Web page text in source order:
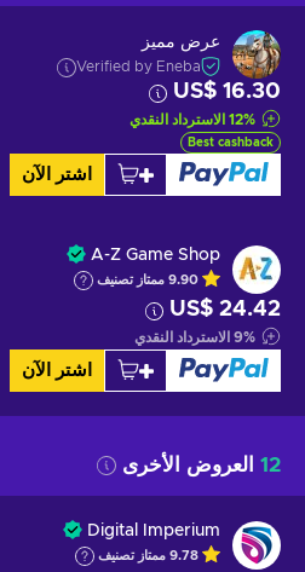
عرض مميز
Verified by Eneba
US$ 16.30
12% الاسترداد النقدي
Best cashback
اشتر الآن
A-Z Game Shop
9.90 ممتاز تصنيف
US$ 24.42
9% الاسترداد النقدي
اشتر الآن
12 العروض الأخرى
Digital Imperium
9.78 ممتاز تصنيف